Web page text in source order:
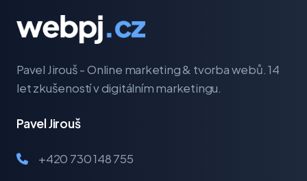
Pavel Jirouš - Online marketing & tvorba webů. 14
let zkušeností v digitálním marketingu.
Pavel Jirouš
+420 730 148 755